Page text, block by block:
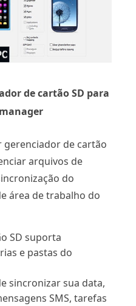
de cartão SD para
gerenciador de cartão
arquivos de
do
área de trabalho do
SD suporta
e pastas do
sincronizar sua data,
SMS, tarefas